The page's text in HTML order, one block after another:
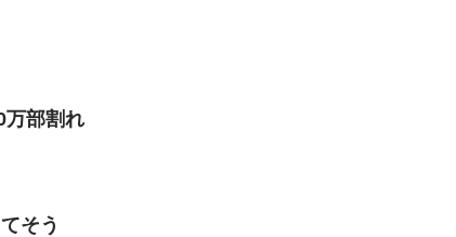
万部割れ
そう